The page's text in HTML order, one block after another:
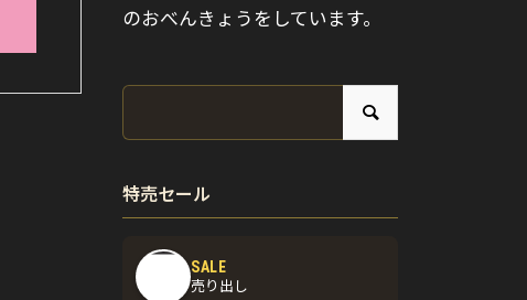
のおべんきょうをしています。
特売セール
SALE
売り出し